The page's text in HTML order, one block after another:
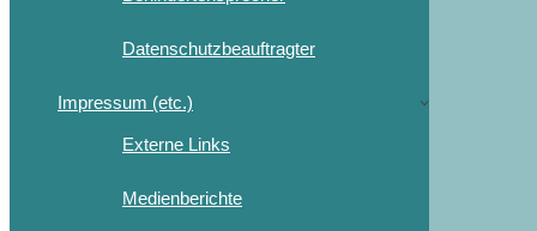
Datenschutzbeauftragter
Impressum (etc.)
Externe Links
Medienberichte